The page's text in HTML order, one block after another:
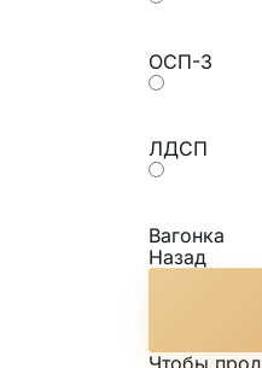
ОСП-3
ЛДСП
Вагонка
Назад
Чтобы